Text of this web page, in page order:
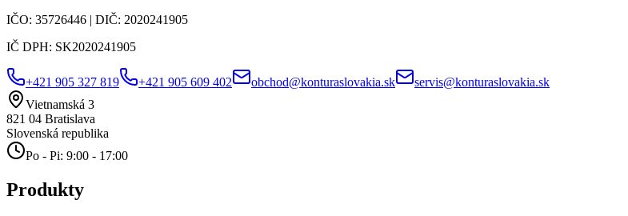
IČO: 35726446 | DIČ: 2020241905
IČ DPH: SK2020241905
+421 905 327 819 +421 905 609 402 obchod@konturaslovakia.sk
servis@konturaslovakia.sk
Vietnamská 3
821 04 Bratislava
Slovenská republika
Po - Pi: 9:00 - 17:00
Produkty